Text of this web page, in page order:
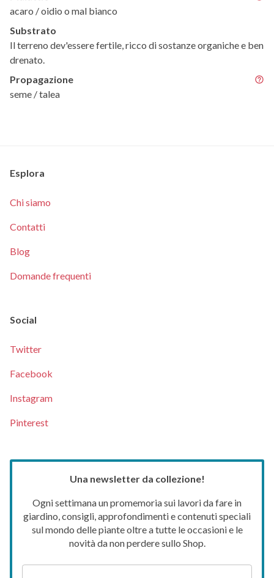
acaro / oidio o mal bianco
Substrato
Il terreno dev'essere fertile, ricco di sostanze organiche e ben
drenato.
Propagazione
seme / talea
Esplora
Chi siamo
Contatti
Blog
Domande frequenti
Social
Twitter
Facebook
Instagram
Pinterest
Una newsletter da collezione!
Ogni settimana un promemoria sui lavori da fare in
giardino, consigli, approfondimenti e contenuti speciali
sul mondo delle piante oltre a tutte le occasioni e le
novità da non perdere sullo Shop.